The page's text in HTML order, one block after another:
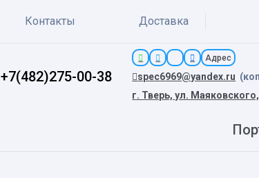
Контакты Доставка
+7(482)275-00-38
Адрес
spec6969@yandex.ru
г. Тверь, ул.